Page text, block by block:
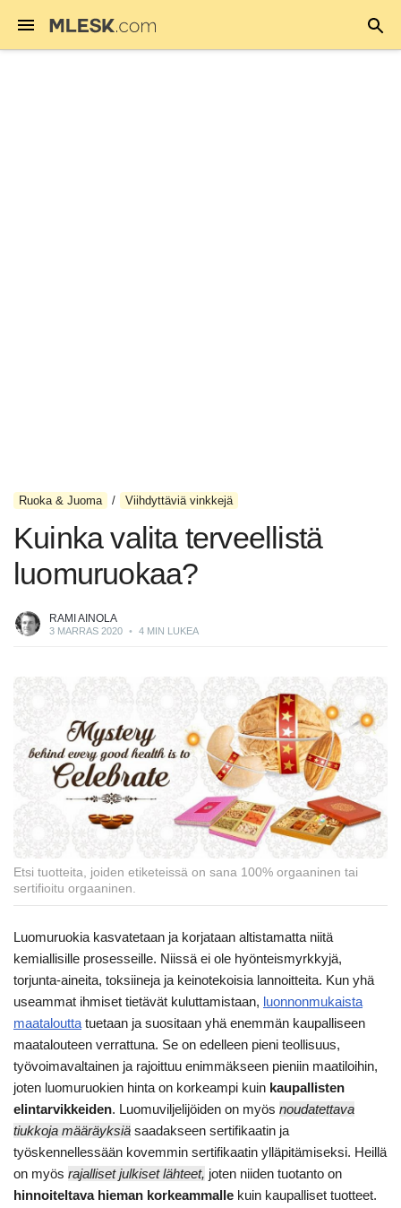
Ruoka & Juoma Viihdyttäviä vinkkejä
Kuinka valita terveellistä
luomuruokaa?
RAMI AINOLA
3 MARRAS 2020 • 4 MIN LUKEA
Etsi tuotteita, joiden etiketeissä on sana 100% orgaaninen tai
sertifioitu orgaaninen.
Luomuruokia kasvatetaan ja korjataan altistamatta niitä
kemiallisille prosesseille. Niissä ei ole hyönteismyrkkyjä,
torjunta-aineita, toksiineja ja keinotekoisia lannoitteita. Kun yhä
useammat ihmiset tietävät kuluttamistaan, luonnonmukaista
maataloutta tuetaan ja suositaan yhä enemmän kaupalliseen
maatalouteen verrattuna. Se on edelleen pieni teollisuus,
työvoimavaltainen ja rajoittuu enimmäkseen pieniin maatiloihin,
joten luomuruokien hinta on korkeampi kuin kaupallisten
elintarvikkeiden. Luomuviljelijöiden on myös noudatettava
tiukkoja määräyksiä saadakseen sertifikaatin ja
työskennellessään kovemmin sertifikaatin ylläpitämiseksi. Heillä
on myös rajalliset julkiset lähteet, joten niiden tuotanto on
hinnoiteltava hieman korkeammalle kuin kaupalliset tuotteet.